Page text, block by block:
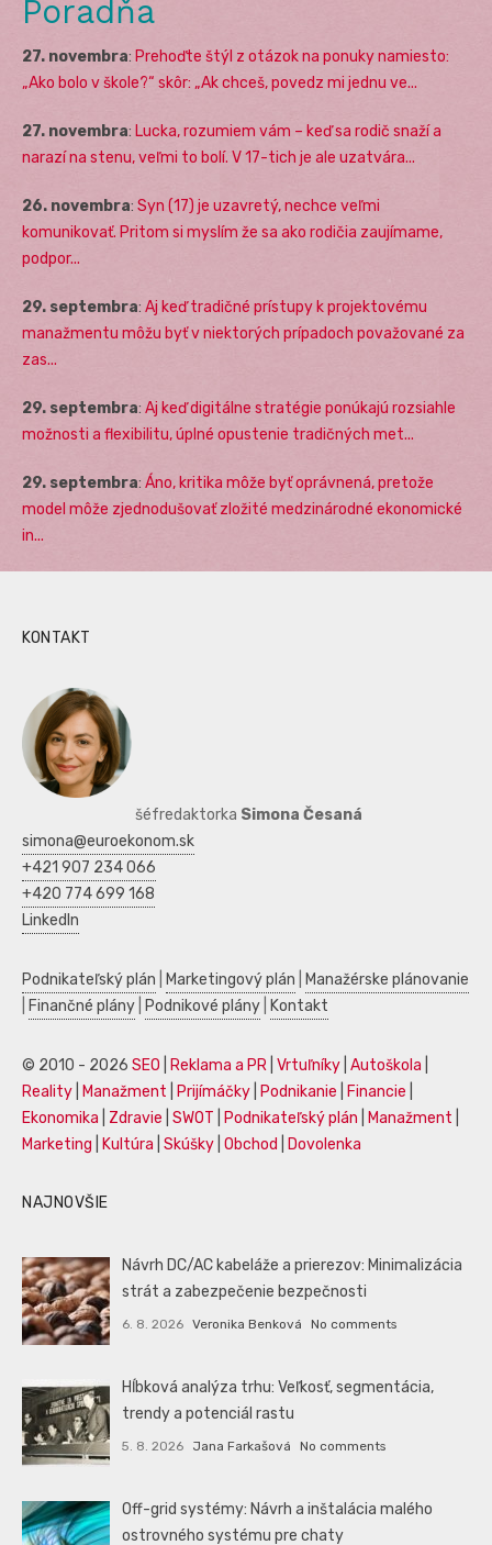
Poradňa
27. novembra: Prehoďte štýl z otázok na ponuky namiesto:
„Ako bolo v škole?“ skôr: „Ak chceš, povedz mi jednu ve...
27. novembra: Lucka, rozumiem vám – keď sa rodič snaží a
narazí na stenu, veľmi to bolí. V 17-tich je ale uzatvára...
26. novembra: Syn (17) je uzavretý, nechce veľmi
komunikovať. Pritom si myslím že sa ako rodičia zaujímame,
podpor...
29. septembra: Aj keď tradičné prístupy k projektovému
manažmentu môžu byť v niektorých prípadoch považované za
zas...
29. septembra: Aj keď digitálne stratégie ponúkajú rozsiahle
možnosti a flexibilitu, úplné opustenie tradičných met...
29. septembra: Áno, kritika môže byť oprávnená, pretože
model môže zjednodušovať zložité medzinárodné ekonomické
in...
KONTAKT
šéfredaktorka Simona Česaná
simona@euroekonom.sk
+421 907 234 066
+420 774 699 168
LinkedIn
Podnikateľský plán Marketingový plán
Manažérske plánovanie
Finančné plány Podnikové plány Kontakt
© 2010 - 2026 SEO Reklama a PR Vrtuľníky Autoškola
Reality
Manažment Prijímáčky Podnikanie Financie
Ekonomika
Zdravie SWOT Podnikateľský plán Manažment
Marketing
Kultúra Skúšky Obchod Dovolenka
NAJNOVŠIE
Návrh DC/AC kabeláže a prierezov: Minimalizácia
strát a zabezpečenie bezpečnosti
6. 8. 2026 Veronika Benková No comments
Hĺbková analýza trhu: Veľkosť, segmentácia,
trendy a potenciál rastu
5. 8. 2026 Jana Farkašová No comments
Off-grid systémy: Návrh a inštalácia malého
ostrovného systému pre chaty